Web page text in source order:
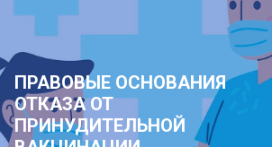
ПРАВОВЫЕ ОСНОВАНИЯ
ОТКАЗА ОТ
ПРИНУДИТЕЛЬНОЙ